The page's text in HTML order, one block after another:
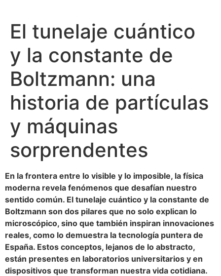
El tunelaje cuántico
y la constante de
Boltzmann: una
historia de partículas
y máquinas
sorprendentes
En la frontera entre lo visible y lo imposible, la física
moderna revela fenómenos que desafían nuestro
sentido común. El tunelaje cuántico y la constante de
Boltzmann son dos pilares que no solo explican lo
microscópico, sino que también inspiran innovaciones
reales, como lo demuestra la tecnología puntera de
España. Estos conceptos, lejanos de lo abstracto,
están presentes en laboratorios universitarios y en
dispositivos que transforman nuestra vida cotidiana.